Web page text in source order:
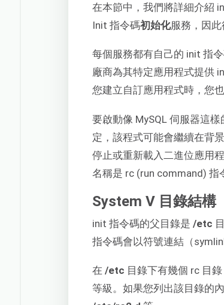
在本節中，我們將詳細介紹
Init 指令碼初始化服務，因此
每個服務都有自己的 init 指
廠商為其特定應用程式提供
您建立自訂應用程式時，您
要啟動像 MySQL 伺服器這
定，該程式可能會繼續在背
停止或重新載入二進位應用
名稱是 rc (run command) 指
System V 目錄結構
init 指令碼的父目錄是/etc
指令碼會以符號連結（
在/etc 目錄下有幾個 rc 目
等級。如果您列出該目錄的